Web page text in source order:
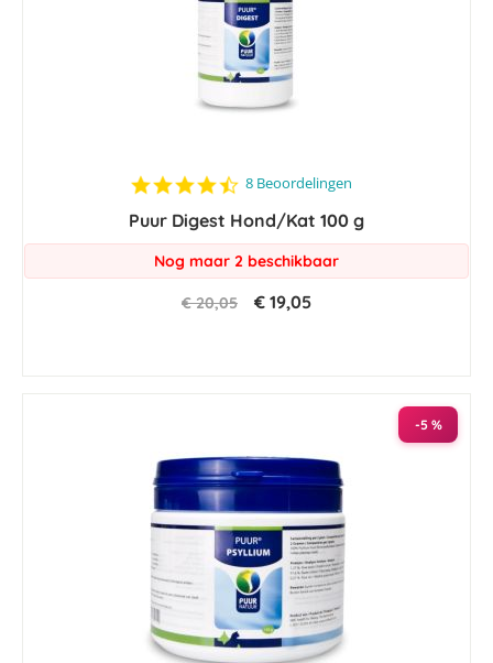
4.5
rating
8 Beoordelingen
Puur Digest Hond/Kat 100 g
Nog maar 2 beschikbaar
€ 20,05 € 19,05
-5 %